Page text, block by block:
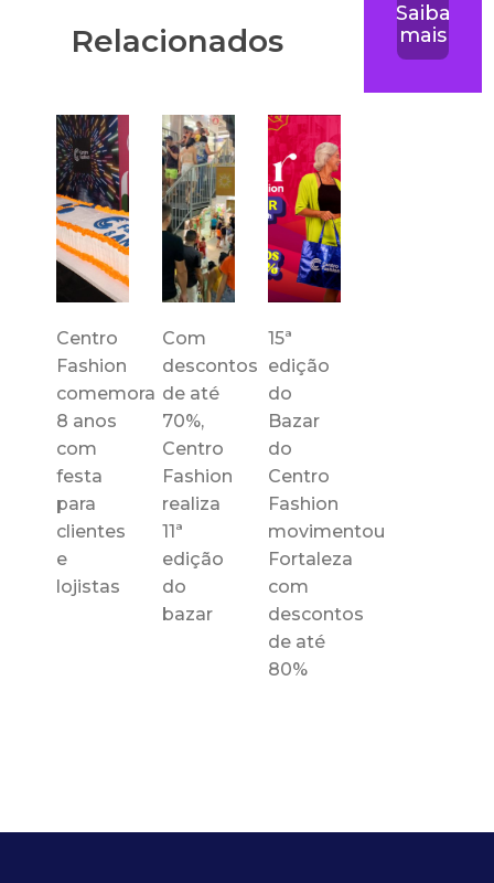
Relacionados
Centro
Fashion
comemora
8 anos
com
festa
para
clientes
e
lojistas
Com
descontos
de até
70%,
Centro
Fashion
realiza
11ª
edição
do
bazar
15ª
edição
do
Bazar
do
Centro
Fashion
movimentou
Fortaleza
com
descontos
de até
80%
Saiba
mais